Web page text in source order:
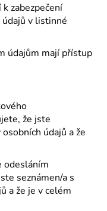
zabezpečení
v listinné
údajům mají přístup
že jste
údajů a že
odesláním
seznámen/a s
a že je v celém